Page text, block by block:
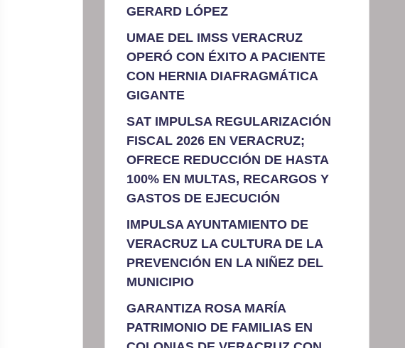
GERARD LÓPEZ
UMAE DEL IMSS VERACRUZ
OPERÓ CON ÉXITO A PACIENTE
CON HERNIA DIAFRAGMÁTICA
GIGANTE
SAT IMPULSA REGULARIZACIÓN
FISCAL 2026 EN VERACRUZ;
OFRECE REDUCCIÓN DE HASTA
100% EN MULTAS, RECARGOS Y
GASTOS DE EJECUCIÓN
IMPULSA AYUNTAMIENTO DE
VERACRUZ LA CULTURA DE LA
PREVENCIÓN EN LA NIÑEZ DEL
MUNICIPIO
GARANTIZA ROSA MARÍA
PATRIMONIO DE FAMILIAS EN